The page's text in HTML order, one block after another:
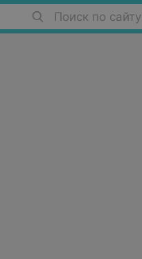
Поиск по сайту